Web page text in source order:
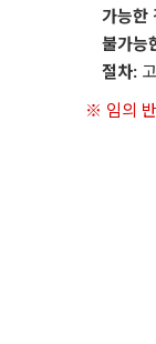
가능한
불가능
절차:
※ 임의